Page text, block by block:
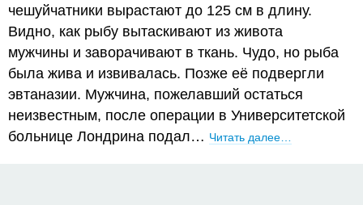
чешуйчатники вырастают до 125 см в длину.
Видно, как рыбу вытаскивают из живота
мужчины и заворачивают в ткань. Чудо, но рыба
была жива и извивалась. Позже её подвергли
эвтаназии. Мужчина, пожелавший остаться
неизвестным, после операции в Университетской
больнице Лондрина подал… Читать далее…